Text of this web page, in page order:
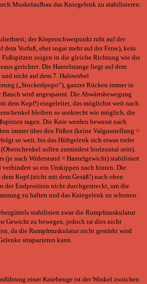
Muskelaufbau das Kniegelenk zu stabilisieren.
der Körperschwerpunkt ruht auf der
dem Vorfuß, eher sogar mehr auf der Ferse), kein
zeigen in die gleiche Richtung wie die
gerichtet. Die Hantelstange liegt auf dem
nicht auf dem 7. Halswirbel.
(„Stockerlpopo“), ganzer Rücken immer in
Bauch wird angespannt. Die Abwärtsbewegung
dem Kopf!) eingeleitet, das möglichst weit nach
bleiben so senkrecht wie möglich, die
ragen. Die Knie werden bewusst nach
immer über den Füßen (keine Valgusstellung =
so weit, bis das Hüftgelenk sich etwas tiefer
sollen zumindest horizontal sein).
(je nach Widerstand = Hantelgewicht) stabilisiert
verhindert so ein Umkippen nach hinten. Die
Kopf (nicht mit dem Gesäß!) nach oben
der Endposition nicht durchgestreckt, um die
zu halten und das Kniegelenk zu schonen.
stabilisiert zwar die Rumpfmuskulatur
Gewicht zu bewegen, jedoch ist dies nicht
da die Rumpfmuskulatur nicht gestärkt wird
strapazieren kann.
einer Kniebeuge ist der Winkel zwischen